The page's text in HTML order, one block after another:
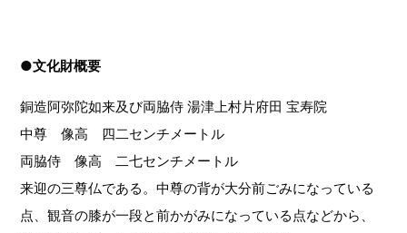
●文化財概要
銅造阿弥陀如来及び両脇侍 湯津上村片府田 宝寿院
中尊 像高 四二センチメートル
両脇侍 像高 二七センチメートル
来迎の三尊仏である。中尊の背が大分前ごみになっている
点、観音の膝が一段と前かがみになっている点などから、